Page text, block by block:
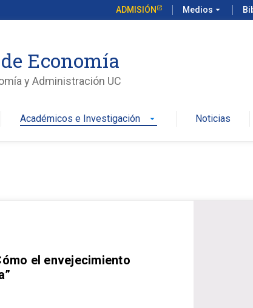
ADMISIÓN Medios arrow_drop_down
Economía
y Administración UC
Académicos e Investigación arrow_drop_down Noticias
el envejecimiento